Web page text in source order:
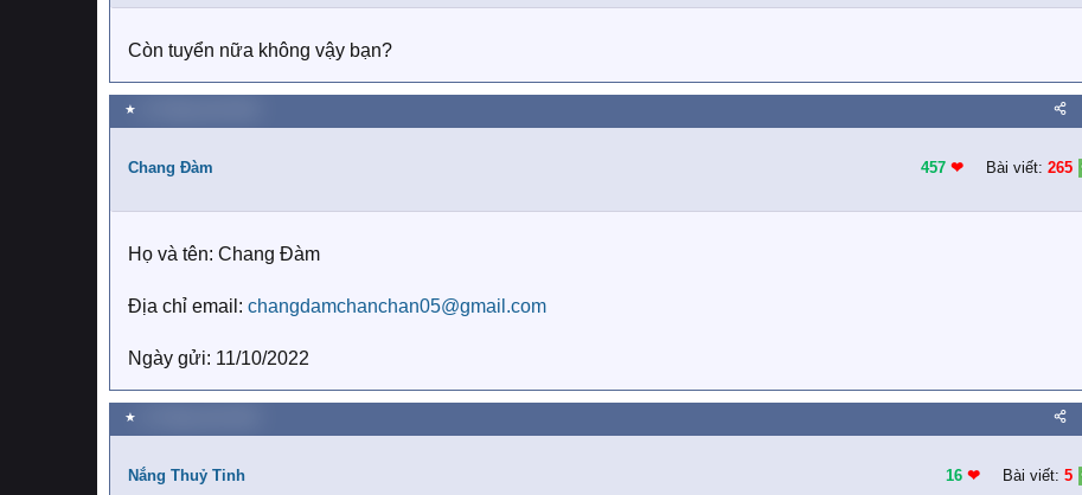
Còn tuyển nữa không vậy bạn?
★
Chang Đàm 457 ❤︎ Bài viết: 265
Họ và tên: Chang Đàm
Địa chỉ email: changdamchanchan05@gmail.com
Ngày gửi: 11/10/2022
★
Nắng Thuỷ Tinh 16 ❤︎ Bài viết: 5